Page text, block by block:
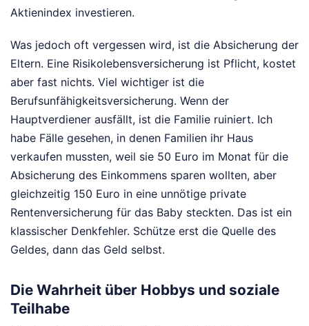
Aktienindex investieren.
Was jedoch oft vergessen wird, ist die Absicherung der
Eltern. Eine Risikolebensversicherung ist Pflicht, kostet
aber fast nichts. Viel wichtiger ist die
Berufsunfähigkeitsversicherung. Wenn der
Hauptverdiener ausfällt, ist die Familie ruiniert. Ich
habe Fälle gesehen, in denen Familien ihr Haus
verkaufen mussten, weil sie 50 Euro im Monat für die
Absicherung des Einkommens sparen wollten, aber
gleichzeitig 150 Euro in eine unnötige private
Rentenversicherung für das Baby steckten. Das ist ein
klassischer Denkfehler. Schütze erst die Quelle des
Geldes, dann das Geld selbst.
Die Wahrheit über Hobbys und soziale
Teilhabe